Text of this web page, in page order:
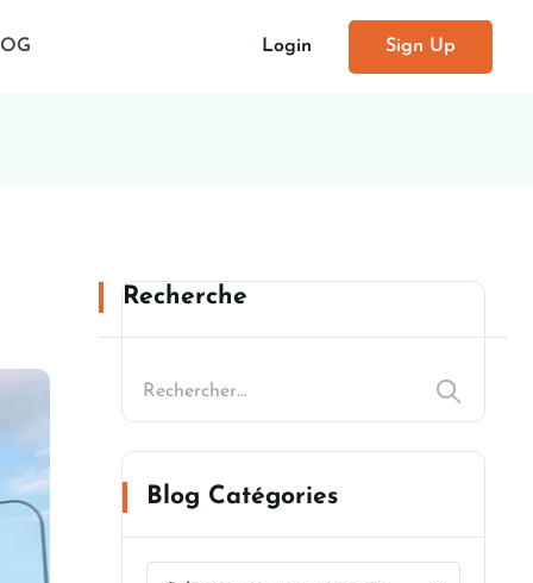
Login Sign Up
Recherche
Blog Catégories